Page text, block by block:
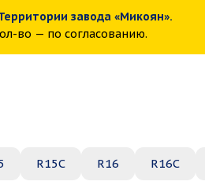
завода «Микоян».
во — по согласованию.
R15C R16 R16C